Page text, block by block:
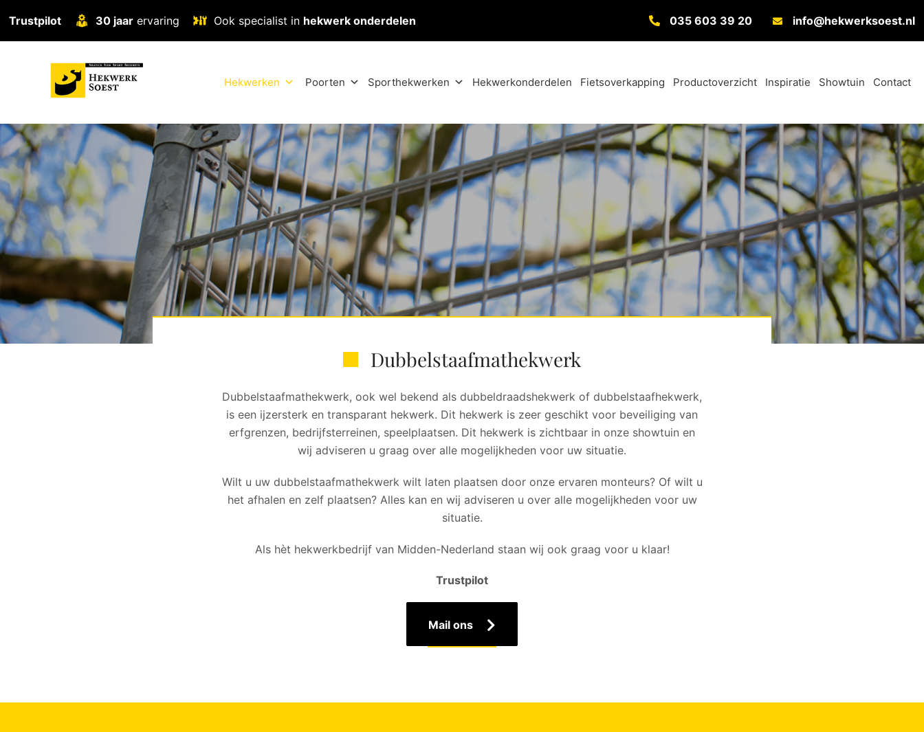
Trustpilot 30 jaar ervaring Ook specialist in hekwerk onderdelen 035 603 39 20 info@hekwerksoest.nl
Hekwerken Poorten Sporthekwerken Hekwerkonderdelen Fietsoverkapping Productoverzicht Inspiratie Showtuin Contact
Dubbelstaafmathekwerk
Dubbelstaafmathekwerk, ook wel bekend als dubbeldraadshekwerk of dubbelstaafhekwerk,
is een ijzersterk en transparant hekwerk. Dit hekwerk is zeer geschikt voor beveiliging van
erfgrenzen, bedrijfsterreinen, speelplaatsen. Dit hekwerk is zichtbaar in onze showtuin en
wij adviseren u graag over alle mogelijkheden voor uw situatie.
Wilt u uw dubbelstaafmathekwerk wilt laten plaatsen door onze ervaren monteurs? Of wilt u
het afhalen en zelf plaatsen? Alles kan en wij adviseren u over alle mogelijkheden voor uw
situatie.
Als hèt hekwerkbedrijf van Midden-Nederland staan wij ook graag voor u klaar!
Trustpilot
Mail ons